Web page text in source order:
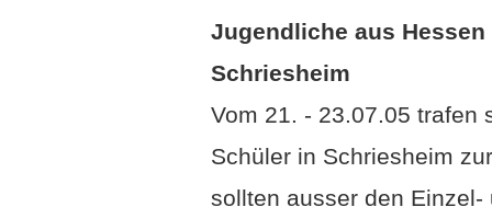
Jugendliche aus
Schriesheim
Vom 21. - 23.07.05
Schüler in Schriesheim